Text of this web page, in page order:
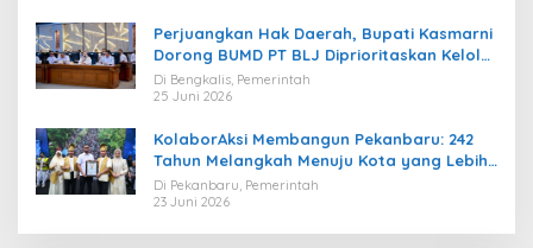
Perjuangkan Hak Daerah, Bupati Kasmarni
Dorong BUMD PT BLJ Diprioritaskan Kelola
Migas
Di Bengkalis, Pemerintah
25 Juni 2026
KolaborAksi Membangun Pekanbaru: 242
Tahun Melangkah Menuju Kota yang Lebih
Maju
Di Pekanbaru, Pemerintah
23 Juni 2026